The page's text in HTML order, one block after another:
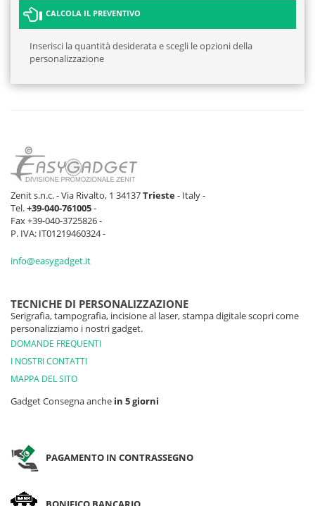
CALCOLA IL PREVENTIVO
Inserisci la quantità desiderata e scegli le opzioni della
personalizzazione
Zenit s.n.c. - Via Rivalto, 1 34137Trieste- Italy -
Tel.+39-040-761005-
Fax +39-040-3725826 -
P. IVA: IT01219460324 -
info@easygadget.it
TECNICHE DI PERSONALIZZAZIONE
Serigrafia, tampografia, incisione al laser, stampa digitale scopri come
personalizziamo i nostri gadget.
DOMANDE FREQUENTI
I NOSTRI CONTATTI
MAPPA DEL SITO
Gadget Consegna anche in 5 giorni
PAGAMENTO IN CONTRASSEGNO